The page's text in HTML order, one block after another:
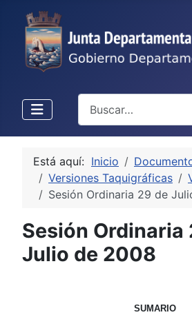
Está aquí: Inicio
Versiones Taquigráficas
Sesión Ordinaria 29 de
Sesión Ordinaria
Julio de 2008
SUMARIO